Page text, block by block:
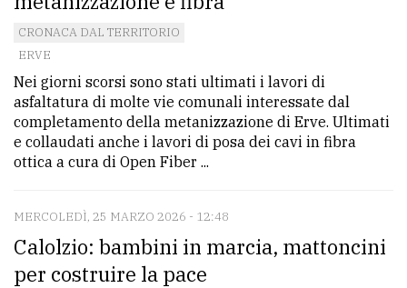
CRONACA DAL TERRITORIO
ERVE
Nei giorni scorsi sono stati ultimati i lavori di
asfaltatura di molte vie comunali interessate dal
completamento della metanizzazione di Erve. Ultimati
e collaudati anche i lavori di posa dei cavi in fibra
ottica a cura di Open Fiber ...
MERCOLEDÌ, 25 MARZO 2026 - 12:48
Calolzio: bambini in marcia, mattoncini
per costruire la pace